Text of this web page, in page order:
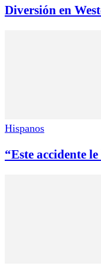
Diversión en
Hispanos
“Este accidente